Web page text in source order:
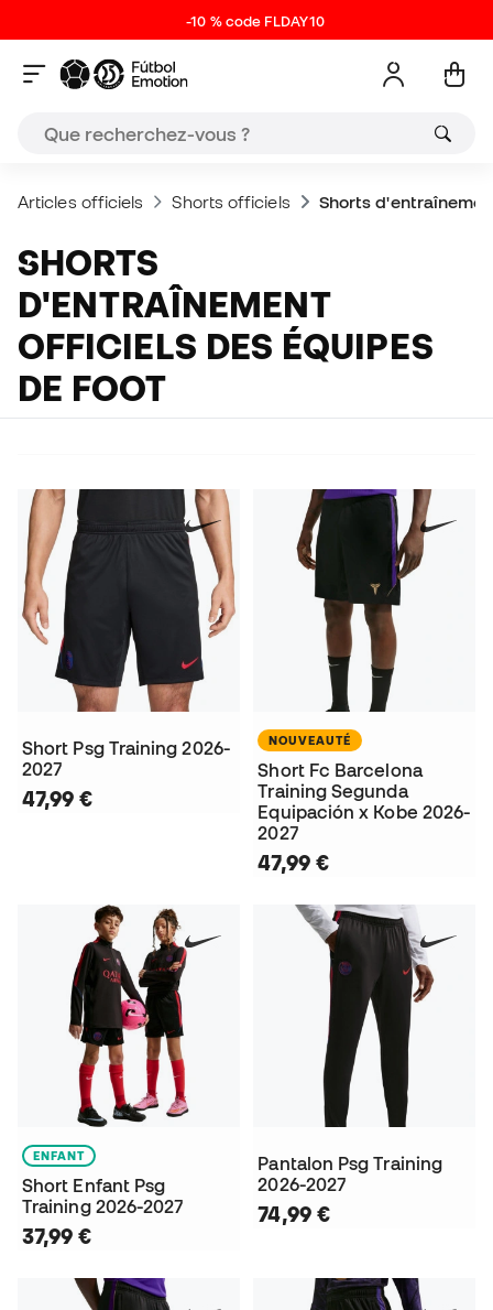
-10 % code FLDAY10
Articles officiels Shorts officiels Shorts
SHORTS
D'ENTRAÎNEMENT
OFFICIELS DES ÉQUIPES
DE FOOT
Short Psg Training 2026-
2027
47,99 €
NOUVEAUTÉ
Short Fc Barcelona
Training Segunda
Equipación x Kobe 2026-
2027
47,99 €
ENFANT
Short Enfant Psg
Training 2026-2027
37,99 €
Pantalon Psg Training
2026-2027
74,99 €